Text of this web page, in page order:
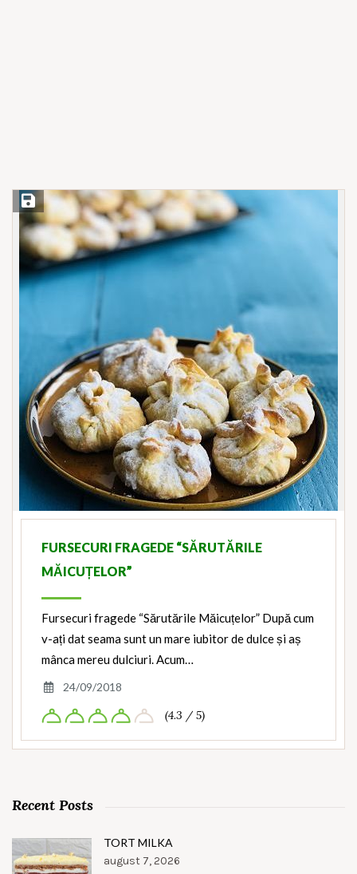
Save Recipe
FURSECURI FRAGEDE “SĂRUTĂRILE
MĂICUȚELOR”
Fursecuri fragede “Sărutările Măicuțelor” După cum
v-ați dat seama sunt un mare iubitor de dulce și aș
mânca mereu dulciuri. Acum…
24/09/2018
(4.3 / 5)
Recent Posts
TORT MILKA
august 7, 2026